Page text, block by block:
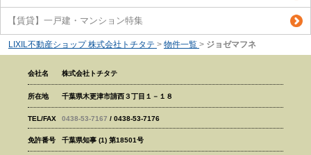
【賃貸】一戸建・マンション特集
LIXIL不動産ショップ 株式会社トチタテ > 物件一覧 > ジョゼマフネ
会社名 株式会社トチタテ
所在地 千葉県木更津市請西３丁目１－１８
TEL/FAX 0438-53-7167 / 0438-53-7176
免許番号 千葉県知事 (1) 第18501号